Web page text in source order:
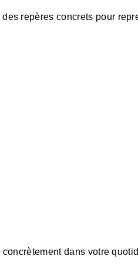
repères concrets pour
dans votre